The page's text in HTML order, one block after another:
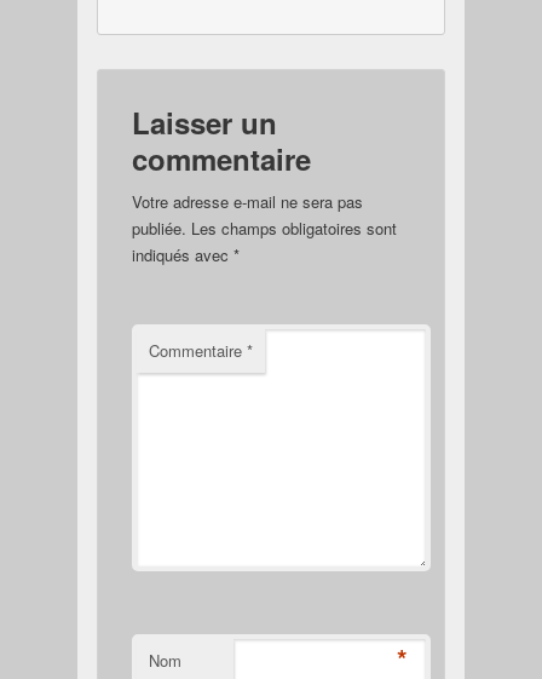
Laisser un
commentaire
Votre adresse e-mail ne sera pas
publiée. Les champs obligatoires sont
indiqués avec *
Commentaire *
Nom *